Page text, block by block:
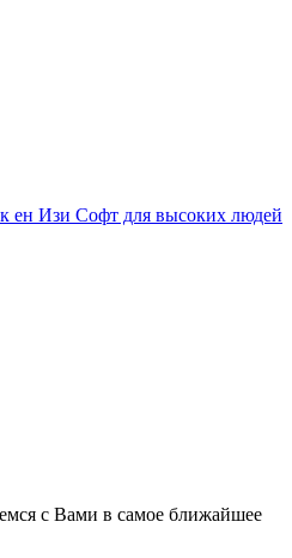
Изи Софт для высоких людей
с Вами в самое ближайшее